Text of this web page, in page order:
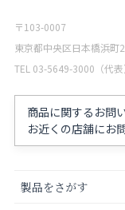
〒103-0007
東京都中央区日本橋浜町
TEL 03-5649-3000（代
商品に関するお問
お近くの店舗にお
製品をさがす